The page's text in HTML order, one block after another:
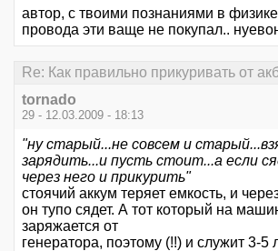
автор, с твоими познаниями в
провода эти ваще не покупал..
Re: Как правильно прикуривать от
tornado
29 - 12.03.2009 - 18:13
"ну старый...не совсем и
зарядить...и пусть стоит...а если
через него и прикурить"
стоячий аккум теряет емкость, и
он тупо сядет. А тот который на
заряжается от
генератора, поэтому (!!) и служит 3-5